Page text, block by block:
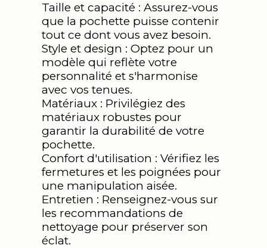
Taille et capacité : Assurez-vous
que la pochette puisse contenir
tout ce dont vous avez besoin.
Style et design : Optez pour un
modèle qui reflète votre
personnalité et s'harmonise
avec vos tenues.
Matériaux : Privilégiez des
matériaux robustes pour
garantir la durabilité de votre
pochette.
Confort d'utilisation : Vérifiez les
fermetures et les poignées pour
une manipulation aisée.
Entretien : Renseignez-vous sur
les recommandations de
nettoyage pour préserver son
éclat.